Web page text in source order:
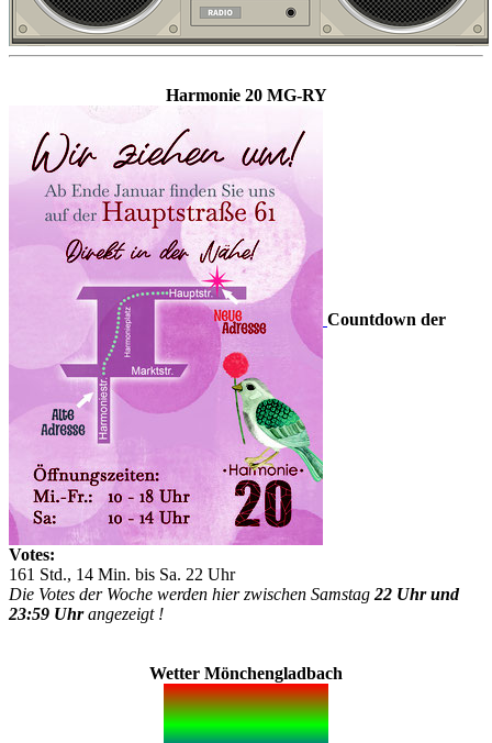
Harmonie 20 MG-RY
Countdown der
Votes:
161 Std., 14 Min. bis Sa. 22 Uhr
Die Votes der Woche werden hier zwischen Samstag 22 Uhr und
23:59 Uhrangezeigt !
Wetter Mönchengladbach